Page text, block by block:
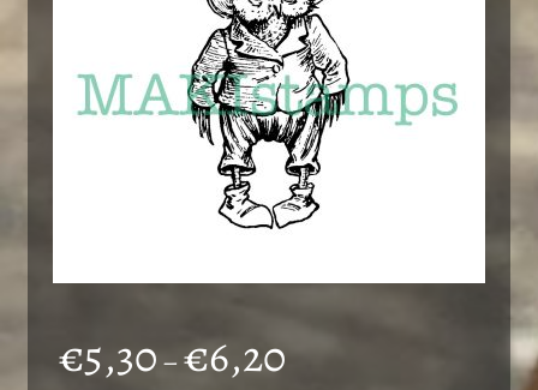
€5,30–€6,20